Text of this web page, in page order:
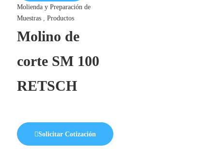
Molienda y Preparación de
Muestras, Productos
Molino de
corte SM 100
RETSCH
Solicitar Cotización